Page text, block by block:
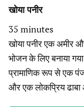
खोया पनीर
35 minutes
minutes
खोया पनीर एक अमीर
भोजन के लिए बनाया
प्रामाणिक रूप से एक
और एक लोकप्रिय